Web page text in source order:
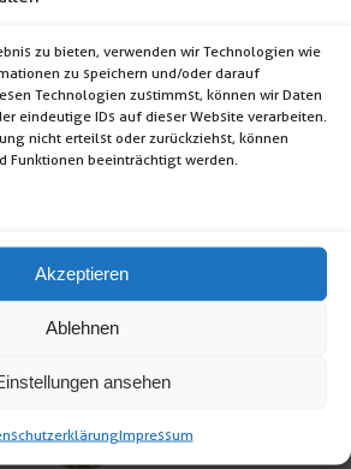
zu bieten, verwenden wir Technologien wie
zu speichern und/oder darauf
Technologien zustimmst, können wir Daten
eindeutige IDs auf dieser Website verarbeiten.
nicht erteilst oder zurückziehst, können
Funktionen beeinträchtigt werden.
Akzeptieren
Ablehnen
ansehen
Impressum
B:180cm, T:64cm; Material: